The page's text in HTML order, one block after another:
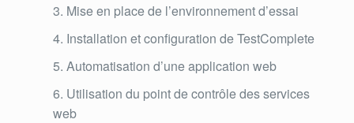
Mise en place de l’environnement d’essai
Installation et configuration de TestComplete
Automatisation d’une application web
Utilisation du point de contrôle des services
web